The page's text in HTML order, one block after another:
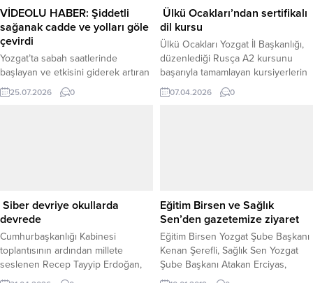
getirilmesi ve çalışanların
karşılaştıkları sorunların çözümüne
yönelik fikirler ele alındı. Katılımcılar,
mevcut...
VİDEOLU HABER: Şiddetli
sağanak cadde ve yolları göle
çevirdi
Yozgat’ta sabah saatlerinde
başlayan ve etkisini giderek artıran
sağanak yağış, kent genelinde
hayatı olumsuz etkiledi. Kısa
merkezinde etkili olan sağanak
yağışın...
25.07.2026 0
Ülkü Ocakları’ndan sertifikalı
dil kursu
Ülkü Ocakları Yozgat İl Başkanlığı,
düzenlediği Rusça A2 kursunu
başarıyla tamamlayan kursiyerlerin
B1 seviyesine geçiş yaptığını
duyurdu. Kurs kapsamında, Prof. Dr.
07.04.2026 0
Siber devriye okullarda
devrede
Cumhurbaşkanlığı Kabinesi
toplantısının ardından millete
seslenen Recep Tayyip Erdoğan,
okul güvenliğinin en öncelikli
Eğitim Birsen ve Sağlık
Sen’den gazetemize ziyaret
Eğitim Birsen Yozgat Şube Başkanı
Kenan Şerefli, Sağlık Sen Yozgat
Şube Başkanı Atakan Erciyas,
beraberinde Eğitim Birsen Yönetim